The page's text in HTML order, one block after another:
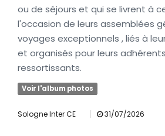
ou de séjours et qui se livrent à
l'occasion de leurs assemblées
voyages exceptionnels , liés à
et organisés pour leurs
ressortissants.
Voir l'album photos
Sologne Inter CE | 31/07/2026